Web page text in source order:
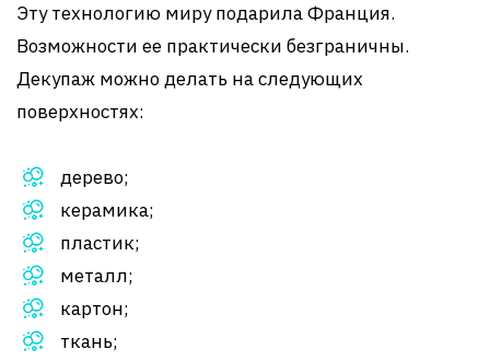
Эту технологию миру подарила Франция.
Возможности ее практически безграничны.
Декупаж можно делать на следующих
поверхностях:
дерево;
керамика;
пластик;
металл;
картон;
ткань;